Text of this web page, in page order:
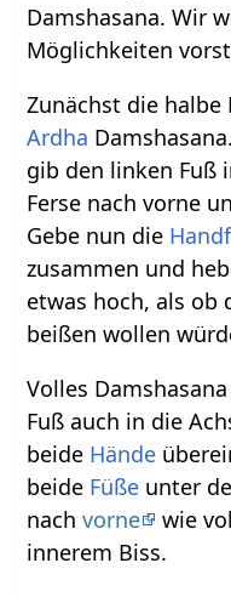
Damshasana. Wir
Möglichkeiten
Zunächst die halbe
Ardha
gib den linken Fuß
Ferse nach vorne
Gebe nun die
zusammen und
etwas hoch, als ob
beißen wollen
Volles
Fuß auch in die
beide Hände
beide Füße unter
nachvorne
wie
innerem Biss.